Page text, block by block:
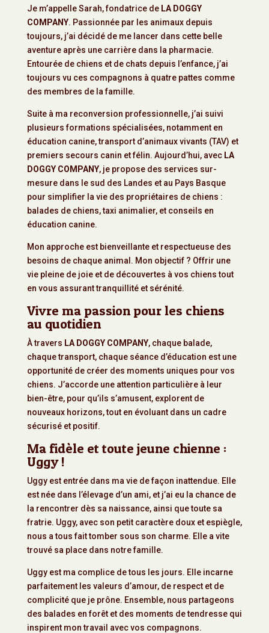
Je m’appelle Sarah, fondatrice de LA DOGGY
COMPANY. Passionnée par les animaux depuis
toujours, j’ai décidé de me lancer dans cette belle
aventure après une carrière dans la pharmacie.
Entourée de chiens et de chats depuis l’enfance, j’ai
toujours vu ces compagnons à quatre pattes comme
des membres de la famille.
Suite à ma reconversion professionnelle, j’ai suivi
plusieurs formations spécialisées, notamment en
éducation canine, transport d’animaux vivants (TAV) et
premiers secours canin et félin. Aujourd’hui, avec LA
DOGGY COMPANY, je propose des services sur-
mesure dans le sud des Landes et au Pays Basque
pour simplifier la vie des propriétaires de chiens :
balades de chiens, taxi animalier, et conseils en
éducation canine.
Mon approche est bienveillante et respectueuse des
besoins de chaque animal. Mon objectif ? Offrir une
vie pleine de joie et de découvertes à vos chiens tout
en vous assurant tranquillité et sérénité.
Vivre ma passion pour les chiens
au quotidien
À travers LA DOGGY COMPANY, chaque balade,
chaque transport, chaque séance d’éducation est une
opportunité de créer des moments uniques pour vos
chiens. J’accorde une attention particulière à leur
bien-être, pour qu’ils s’amusent, explorent de
nouveaux horizons, tout en évoluant dans un cadre
sécurisé et positif.
Ma fidèle et toute jeune chienne :
Uggy !
Uggy est entrée dans ma vie de façon inattendue. Elle
est née dans l’élevage d’un ami, et j’ai eu la chance de
la rencontrer dès sa naissance, ainsi que toute sa
fratrie. Uggy, avec son petit caractère doux et espiègle,
nous a tous fait tomber sous son charme. Elle a vite
trouvé sa place dans notre famille.
Uggy est ma complice de tous les jours. Elle incarne
parfaitement les valeurs d’amour, de respect et de
complicité que je prône. Ensemble, nous partageons
des balades en forêt et des moments de tendresse qui
inspirent mon travail avec vos compagnons.